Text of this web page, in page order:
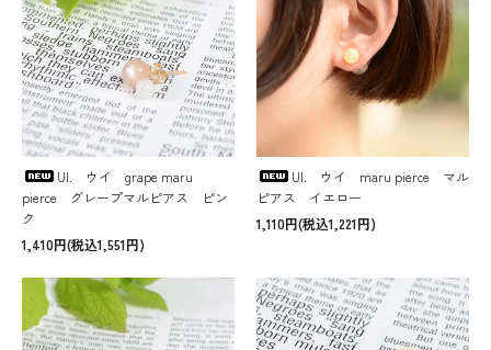
UI. ウイ grape maru
pierce グレープマルピアス ピン
ク
1,410円(税込1,551円)
UI. ウイ maru pierce マル
ピアス イエロー
1,110円(税込1,221円)